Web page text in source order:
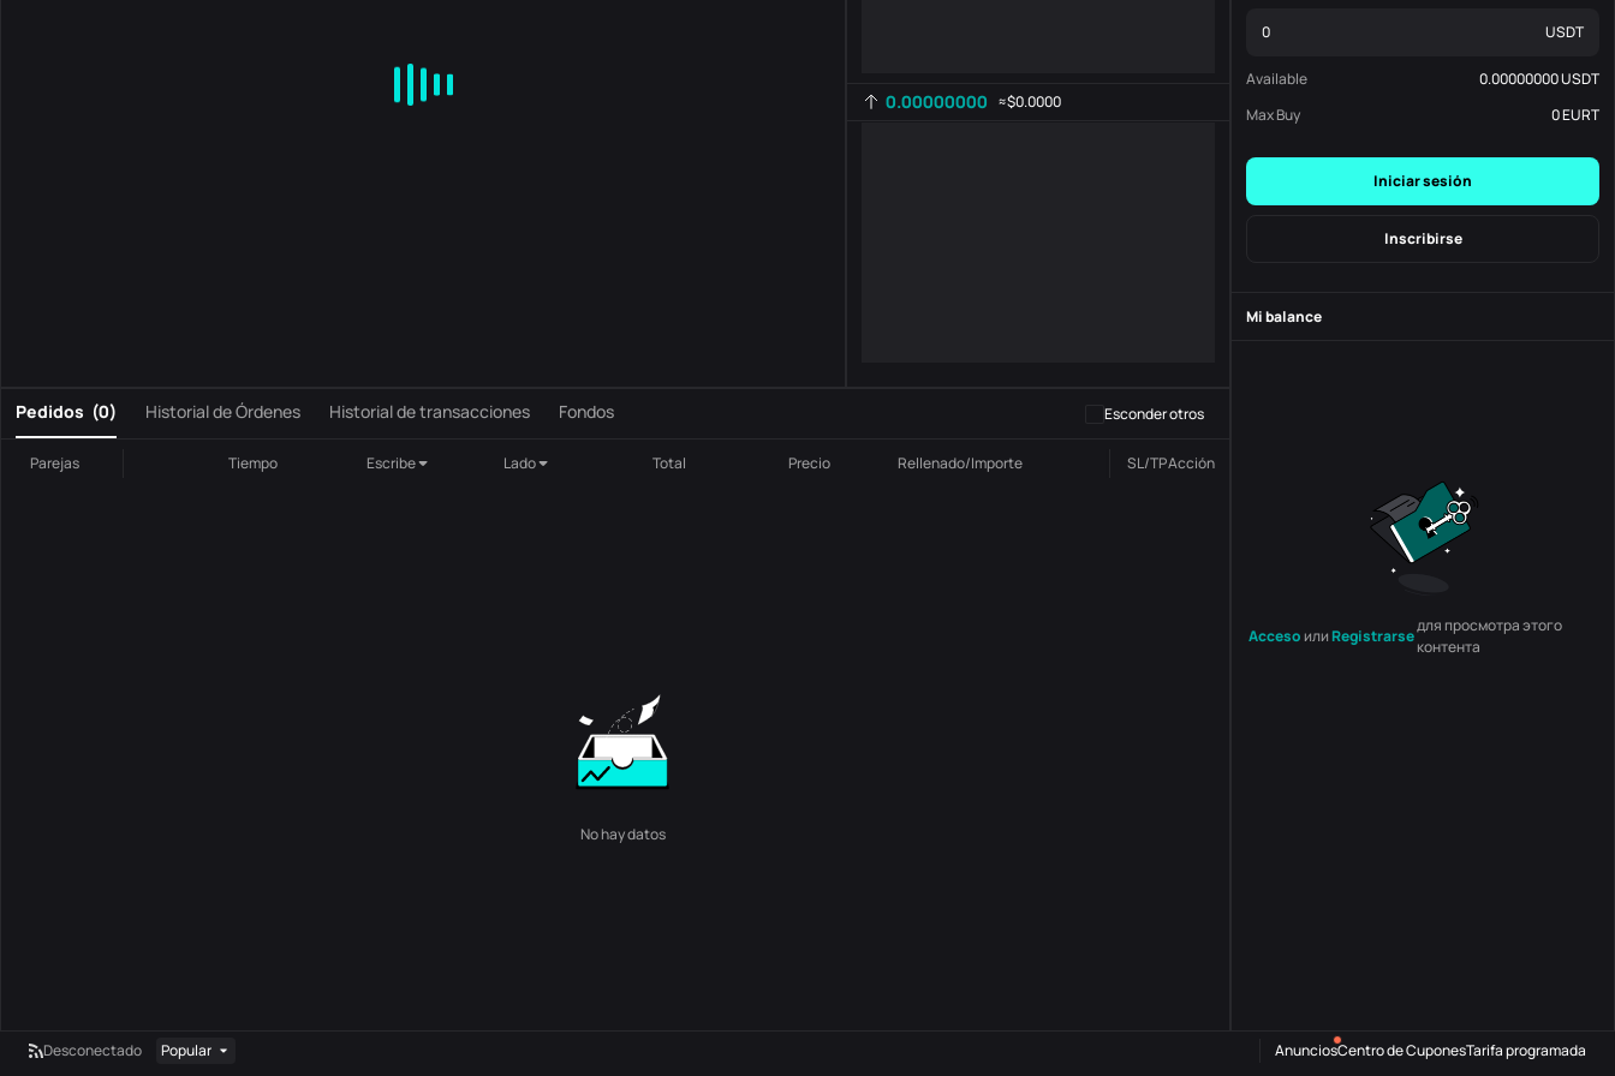
0.00000000 ≈$0.0000
-
Pedidos (0) Historial de Órdenes Historial de transacciones Fondos Esconder otros
Parejas Tiempo Escribe Lado Total Precio Rellenado/Importe SL/TPAcción
No hay datos
USDT
Available 0.00000000USDT
Max Buy
0EURT
Iniciar sesión
Inscribirse
Mi balance
Acceso или Registrarse
для просмотра этого
контента
Desconectado Popular AnunciosCentro de CuponesTarifa programada